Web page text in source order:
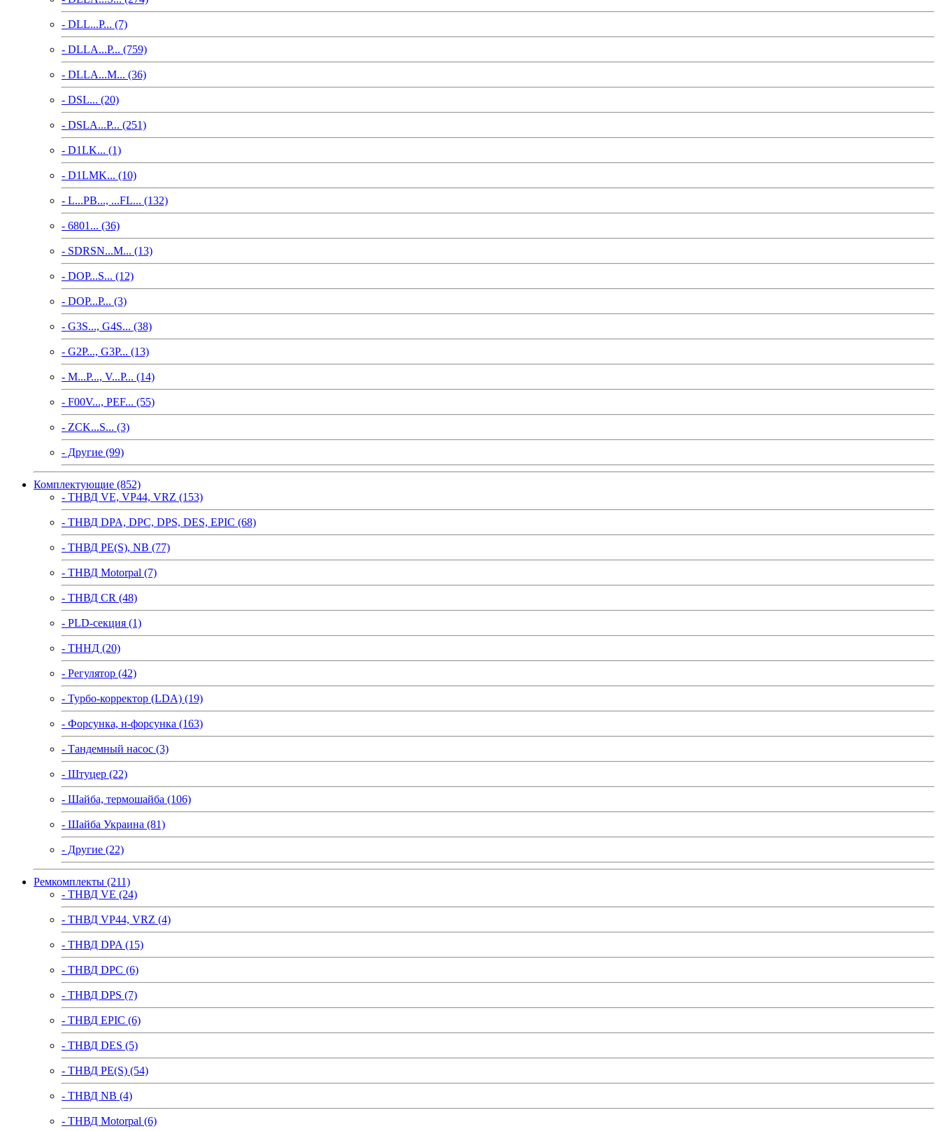
- DLL...P... (7)
- DLLA...P... (759)
- DLLA...M... (36)
- DSL... (20)
- DSLA...P... (251)
- D1LK... (1)
- D1LMK... (10)
- L...PB..., ...FL... (132)
- 6801... (36)
- SDRSN...M... (13)
- DOP...S... (12)
- DOP...P... (3)
- G3S..., G4S... (38)
- G2P..., G3P... (13)
- M...P..., V...P... (14)
- F00V..., PEF... (55)
- ZCK...S... (3)
- Другие (99)
Комплектующие (852)
- ТНВД VE, VP44, VRZ (153)
- ТНВД DPA, DPC, DPS, DES, EPIC (68)
- ТНВД PE(S), NB (77)
- ТНВД Motorpal (7)
- ТНВД CR (48)
- PLD-секция (1)
- ТННД (20)
- Регулятор (42)
- Турбо-корректор (LDA) (19)
- Форсунка, н-форсунка (163)
- Тандемный насос (3)
- Штуцер (22)
- Шайба, термошайба (106)
- Шайба Украина (81)
- Другие (22)
Ремкомплекты (211)
- ТНВД VE (24)
- ТНВД VP44, VRZ (4)
- ТНВД DPA (15)
- ТНВД DPC (6)
- ТНВД DPS (7)
- ТНВД EPIC (6)
- ТНВД DES (5)
- ТНВД PE(S) (54)
- ТНВД NB (4)
- ТНВД Motorpal (6)